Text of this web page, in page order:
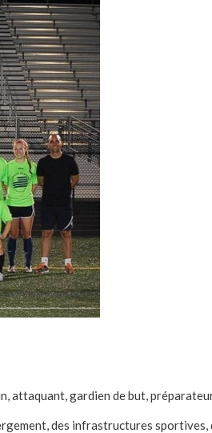
attaquant, gardien de but,
des infrastructures sportives,